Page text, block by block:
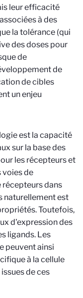
leur efficacité
à des
la tolérance (qui
des doses pour
de
de
de cibles
un enjeu
est la capacité
sur la base des
les récepteurs et
voies de
récepteurs dans
naturellement est
Toutefois,
d'expression des
ligands. Les
peuvent ainsi
à la cellule
de ces